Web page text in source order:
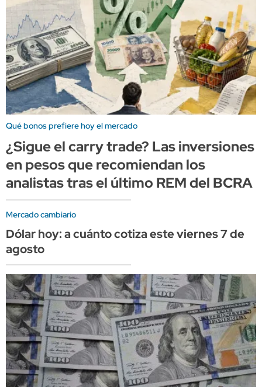
Qué bonos prefiere hoy el mercado
¿Sigue el carry trade? Las inversiones
en pesos que recomiendan los
analistas tras el último REM del BCRA
Mercado cambiario
Dólar hoy: a cuánto cotiza este viernes 7 de
agosto